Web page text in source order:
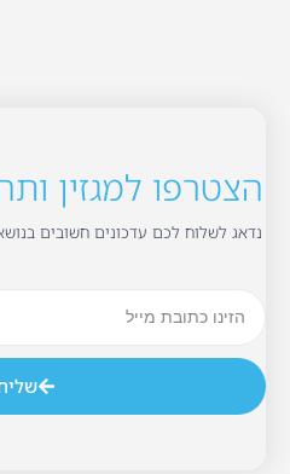
הצטרפו למגזין
נדאג לשלוח לכם עדכונים חשובים